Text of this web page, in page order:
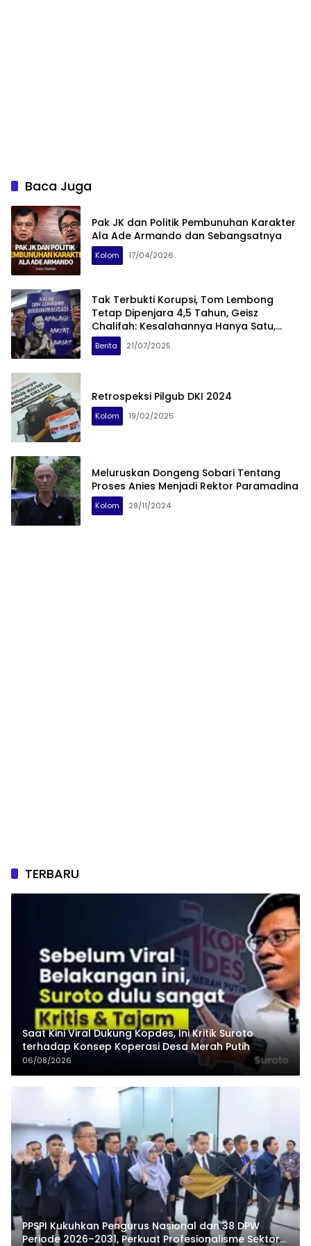
Baca Juga
Pak JK dan Politik Pembunuhan Karakter
Ala Ade Armando dan Sebangsatnya
Kolom 17/04/2026
Tak Terbukti Korupsi, Tom Lembong
Tetap Dipenjara 4,5 Tahun, Geisz
Chalifah: Kesalahannya Hanya Satu,
Percaya Kepada Kejujuran
Berita 21/07/2025
Retrospeksi Pilgub DKI 2024
Kolom 19/02/2025
Meluruskan Dongeng Sobari Tentang
Proses Anies Menjadi Rektor Paramadina
Kolom 29/11/2024
TERBARU
Saat Kini Viral Dukung Kopdes, Ini Kritik Suroto
terhadap Konsep Koperasi Desa Merah Putih
06/08/2026
PPSPI Kukuhkan Pengurus Nasional dan 38 DPW
Periode 2026–2031, Perkuat Profesionalisme Sektor